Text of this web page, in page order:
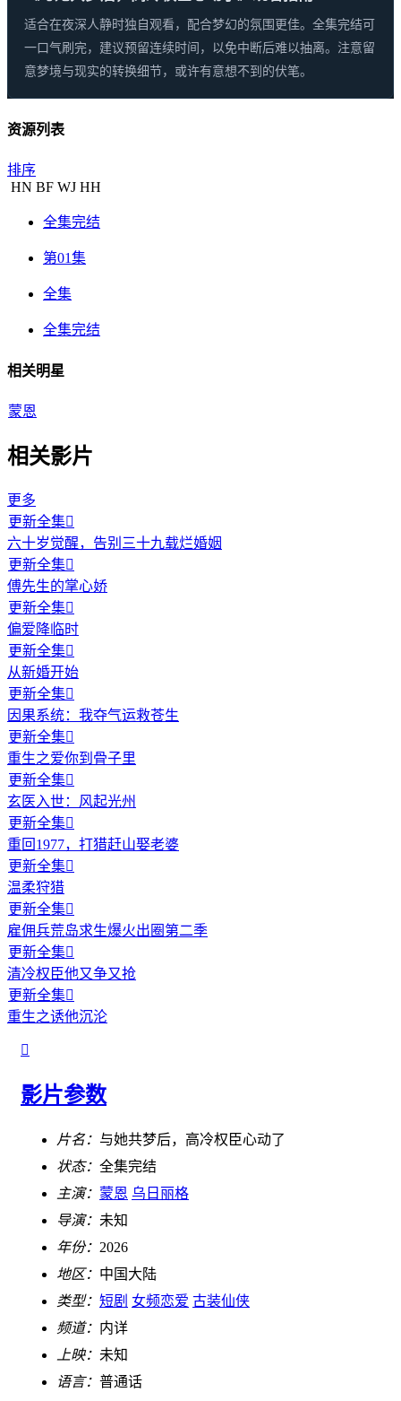
适合在夜深人静时独自观看，配合梦幻的氛围更佳。全集完结可
一口气刷完，建议预留连续时间，以免中断后难以抽离。注意留
意梦境与现实的转换细节，或许有意想不到的伏笔。
资源列表
排序
HN BF WJ HH
全集完结
第01集
全集
全集完结
相关明星
蒙恩
相关影片
更多
更新全集
六十岁觉醒，告别三十九载烂婚姻
更新全集
傅先生的掌心娇
更新全集
偏爱降临时
更新全集
从新婚开始
更新全集
因果系统：我夺气运救苍生
更新全集
重生之爱你到骨子里
更新全集
玄医入世：风起光州
更新全集
重回1977，打猎赶山娶老婆
更新全集
温柔狩猎
更新全集
雇佣兵荒岛求生爆火出圈第二季
更新全集
清冷权臣他又争又抢
更新全集
重生之诱他沉沦

影片参数
片名： 与她共梦后，高冷权臣心动了
状态： 全集完结
主演： 蒙恩 乌日丽格
导演： 未知
年份： 2026
地区： 中国大陆
类型： 短剧 女频恋爱 古装仙侠
频道： 内详
上映： 未知
语言： 普通话